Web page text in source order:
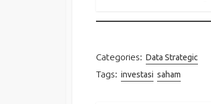
Categories: Data Strategic
Tags: investasi saham